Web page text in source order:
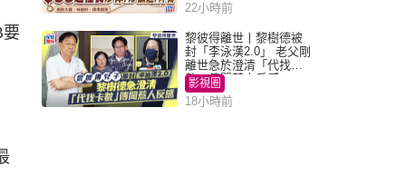
22小時前
黎彼得離世丨黎樹德被
封「李泳漢2.0」 老父剛
離世急於澄清「代找卡
數」傳聞惹人反感
影視圈
18小時前